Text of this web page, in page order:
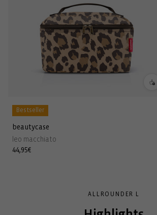
Bestseller
beautycase
leo macchiato
Normaler
44,95€
ALLROUNDER L